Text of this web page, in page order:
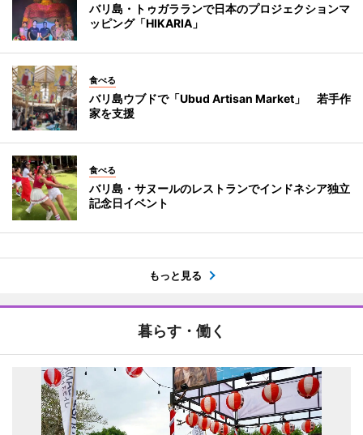
バリ島・トゥガラランで日本のプロジェクションマ
ッピング「HIKARIA」
食べる
バリ島ウブドで「Ubud Artisan Market」 若手作
家を支援
食べる
バリ島・サヌールのレストランでインドネシア独立
記念日イベント
もっと見る
暮らす・働く